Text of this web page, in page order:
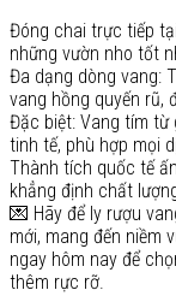
Đóng chai trực tiếp
những vườn nho tốt
Đa dạng dòng vang:
vang hồng quyến rũ,
Đặc biệt: Vang tím từ
tinh tế, phù hợp mọi
Thành tích quốc tế
khẳng định chất
💌 Hãy để ly rượu
mới, mang đến niềm
ngay hôm nay để
thêm rực rỡ.